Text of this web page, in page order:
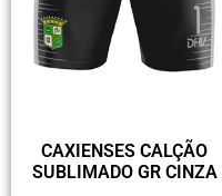
CAXIENSES CALÇÃO
SUBLIMADO GR CINZA